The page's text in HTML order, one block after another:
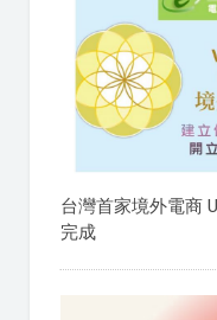
台灣首家境外電商
完成